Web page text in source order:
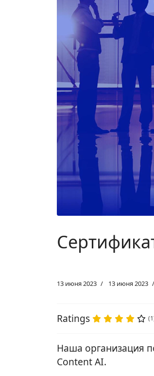
13 июня 2023 13 июня 2023
Ratings
Наша организация
Content AI.